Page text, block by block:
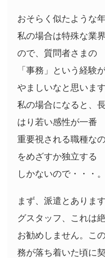
おそらく似たような
私の場合は特殊な業
ので、質問者さまの
「事務」という経験
やましいなと思いま
私の場合になると、
はり若い感性が一番
重要視される職種な
をめざすか独立する
しかないので・・・。
まず、派遣とありま
グスタッフ、これは
お勧めしません。こ
務が落ち着いた頃に